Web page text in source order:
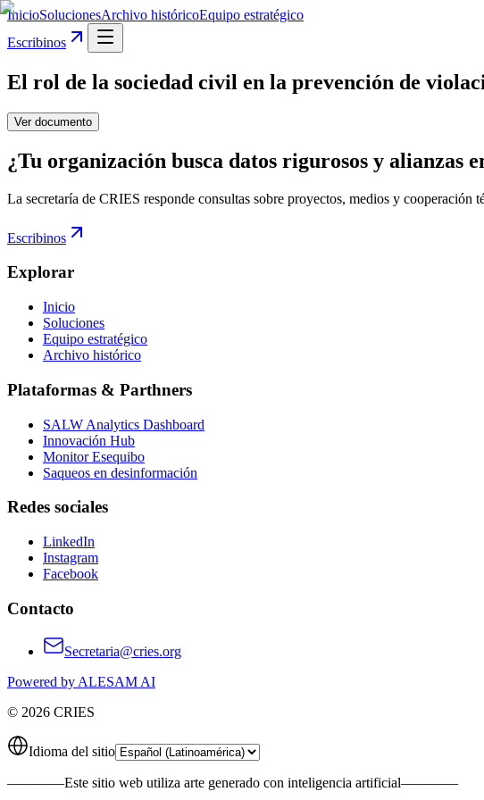
InicioSolucionesArchivo históricoEquipo estratégico
Escribinos
El rol de la sociedad civil en la prevención de
Ver documento
¿Tu organización busca datos rigurosos y alianzas
La secretaría de CRIES responde consultas sobre proyectos, medios y cooperación
Escribinos
Explorar
Inicio
Soluciones
Equipo estratégico
Archivo histórico
Plataformas & Parthners
SALW Analytics Dashboard
Innovación Hub
Monitor Esequibo
Saqueos en desinformación
Redes sociales
LinkedIn
Instagram
Facebook
Contacto
Secretaria@cries.org
Powered by ALESAM AI
© 2026 CRIES
Idioma del sitio
————Este sitio web utiliza arte generado con inteligencia artificial————